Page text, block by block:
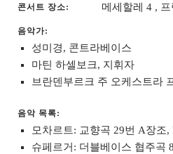
콘서트 장소 메세할레 4 ,
음악가:
성미경, 콘트라베이스
마틴 하셀보크, 지휘자
브란덴부르크 주 오케스트라
음악 목록:
모차르트: 교향곡 29번 A장조,
슈페르거: 더블베이스 협주곡